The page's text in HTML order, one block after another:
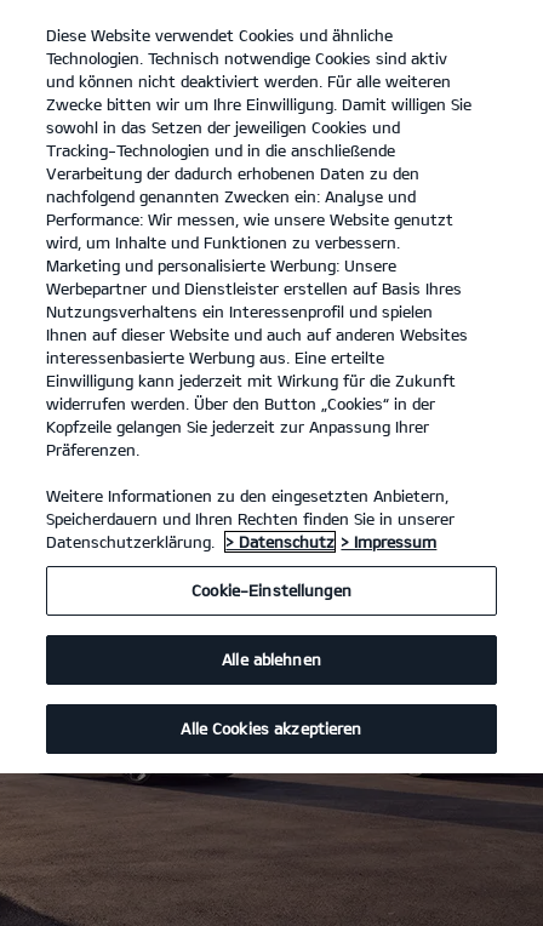
open
menu
KONTAKT
Der Picanto
Konfigurator
... ... DER PICANTO
Der Kia Picanto.
Bleibt einzigartig. Genau wie du.
Diese Website verwendet Cookies und ähnliche
Technologien. Technisch notwendige Cookies sind aktiv
und können nicht deaktiviert werden. Für alle weiteren
Zwecke bitten wir um Ihre Einwilligung. Damit willigen Sie
sowohl in das Setzen der jeweiligen Cookies und
Tracking-Technologien und in die anschließende
Verarbeitung der dadurch erhobenen Daten zu den
nachfolgend genannten Zwecken ein: Analyse und
Performance: Wir messen, wie unsere Website genutzt
wird, um Inhalte und Funktionen zu verbessern.
Marketing und personalisierte Werbung: Unsere
Werbepartner und Dienstleister erstellen auf Basis Ihres
Nutzungsverhaltens ein Interessenprofil und spielen
Ihnen auf dieser Website und auch auf anderen Websites
interessenbasierte Werbung aus. Eine erteilte
Einwilligung kann jederzeit mit Wirkung für die Zukunft
widerrufen werden. Über den Button „Cookies“ in der
Kopfzeile gelangen Sie jederzeit zur Anpassung Ihrer
Präferenzen.
Weitere Informationen zu den eingesetzten Anbietern,
Speicherdauern und Ihren Rechten finden Sie in unserer
Datenschutzerklärung.
> Datenschutz > Impressum
Cookie-Einstellungen
Alle ablehnen
Alle Cookies akzeptieren